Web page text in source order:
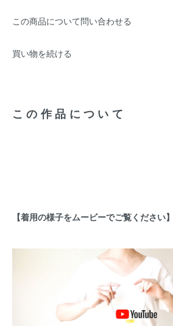
この商品について問い合わせる
買い物を続ける
この作品について
【着用の様子をムービーでご覧ください】